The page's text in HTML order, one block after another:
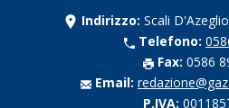
Indirizzo: Scali
Telefono:
Fax: 0586
Email:
P.IVA: